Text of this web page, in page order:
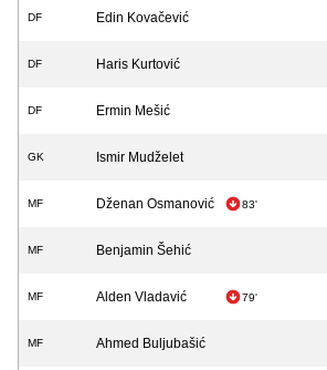
DF Edin Kovačević
DF Haris Kurtović
DF Ermin Mešić
GK Ismir Mudželet
MF Dženan Osmanović 83'
MF Benjamin Šehić
MF Alden Vladavić 79'
MF Ahmed Buljubašić